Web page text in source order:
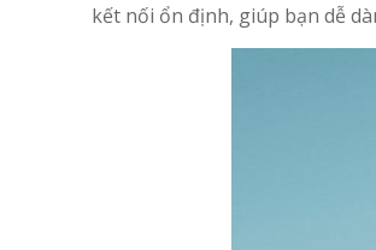
kết nối ổn định, giúp bạn dễ